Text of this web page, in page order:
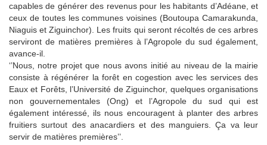
capables de générer des revenus pour les habitants d’Adéane, et
ceux de toutes les communes voisines (Boutoupa Camarakunda,
Niaguis et Ziguinchor). Les fruits qui seront récoltés de ces arbres
serviront de matières premières à l’Agropole du sud également,
avance-il.
‘’Nous, notre projet que nous avons initié au niveau de la mairie
consiste à régénérer la forêt en cogestion avec les services des
Eaux et Forêts, l’Université de Ziguinchor, quelques organisations
non gouvernementales (Ong) et l’Agropole du sud qui est
également intéressé, ils nous encouragent à planter des arbres
fruitiers surtout des anacardiers et des manguiers. Ça va leur
servir de matières premières’’.